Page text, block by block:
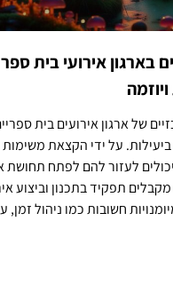
אירועי בית
של ארגון אירועים בית
על ידי הקצאת משימות
לעזור להם לפתח תחושת
תפקיד בתכנון וביצוע
חשובות כמו ניהול זמן,